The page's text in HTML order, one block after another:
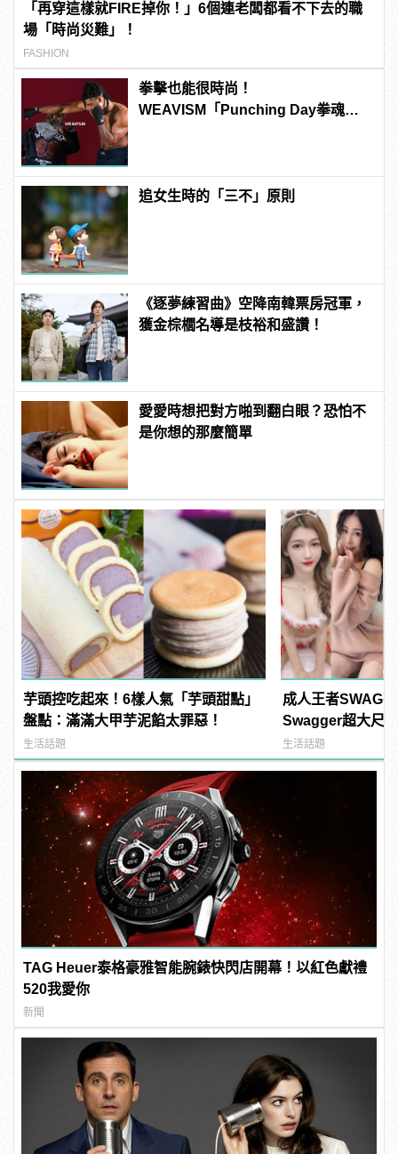
「再穿這樣就FIRE掉你！」6個連老闆都看不下去的職
場「時尚災難」！
FASHION
拳擊也能很時尚！
WEAVISM「Punching Day拳魂」
追女生時的「三不」原則
《逐夢練習曲》空降南韓票房冠軍，
獲金棕櫚名導是枝裕和盛讚！
愛愛時想把對方啪到翻白眼？恐怕不
是你想的那麼簡單
芋頭控吃起來！6樣人氣「芋頭甜點」
盤點：滿滿大甲芋泥餡太罪惡！
生活話題
成人王者SWAG
Swagger超大尺
紅海鮮通通有，
結！ |
生活話題
TAG Heuer泰格豪雅智能腕錶快閃店開幕！以紅色獻禮
520我愛你
新聞